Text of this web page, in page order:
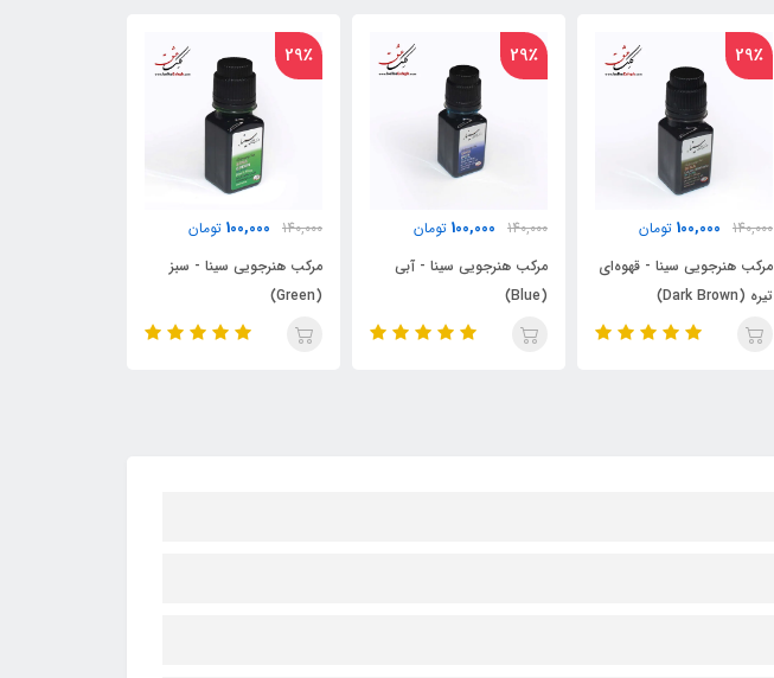
29٪
140,000
100,000 تومان
مرکب هنرجویی سینا - آبی
(Blue)
29٪
140,000
100,000 تومان
مرکب هنرجویی سینا - سبز
(Green)
29٪
140,000
100,000 تومان
مرکب هنرجویی سینا - مشکی
(Black)